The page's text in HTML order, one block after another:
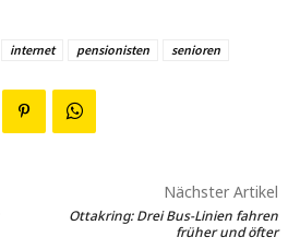
internet pensionisten senioren
Nächster Artikel
Ottakring: Drei Bus-Linien fahren
früher und öfter